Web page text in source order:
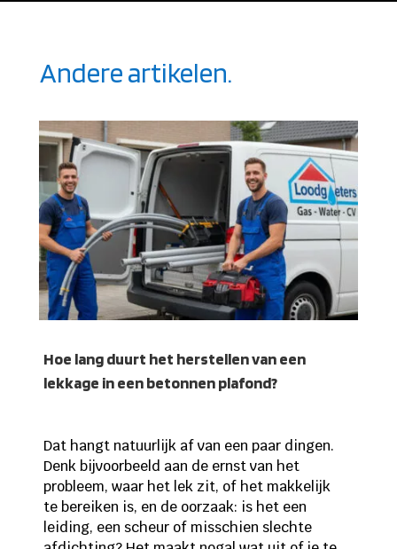
Andere artikelen.
Hoe lang duurt het herstellen van een
lekkage in een betonnen plafond?
Dat hangt natuurlijk af van een paar dingen.
Denk bijvoorbeeld aan de ernst van het
probleem, waar het lek zit, of het makkelijk
te bereiken is, en de oorzaak: is het een
leiding, een scheur of misschien slechte